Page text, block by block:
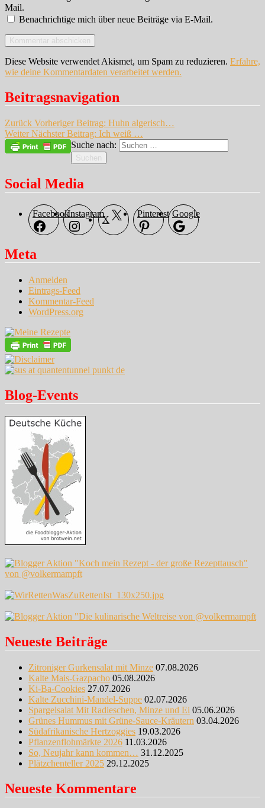
Mail.
Benachrichtige mich über neue Beiträge via E-Mail.
Diese Website verwendet Akismet, um Spam zu reduzieren. Erfahre,
wie deine Kommentardaten verarbeitet werden.
Beitragsnavigation
Zurück Vorheriger Beitrag: Huhn algerisch…
Weiter Nächster Beitrag: Ich weiß …
Suche nach:
Suchen
Social Media
FacebookInstagram
X
Pinterest Google
Meta
Anmelden
Eintrags-Feed
Kommentar-Feed
WordPress.org
Blog-Events
Neueste Beiträge
Zitroniger Gurkensalat mit Minze 07.08.2026
Kalte Mais-Gazpacho 05.08.2026
Ki-Ba-Cookies 27.07.2026
Kalte Zucchini-Mandel-Suppe 02.07.2026
Spargelsalat Mit Radieschen, Minze und Ei 05.06.2026
Grünes Hummus mit Grüne-Sauce-Kräutern 03.04.2026
Südafrikanische Hertzoggies 19.03.2026
Pflanzenflohmärkte 2026 11.03.2026
So, Neujahr kann kommen… 31.12.2025
Plätzchenteller 2025 29.12.2025
Neueste Kommentare